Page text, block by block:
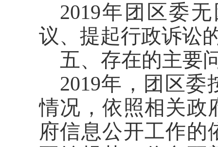
2019年 团区委
议、提起行政诉讼
五、存在的主要
2019年， 团区委
情况，依照相关政
府信息公开工作的